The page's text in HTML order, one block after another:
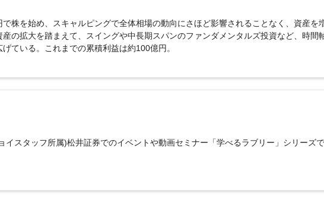
株を始め、スキャルピングで全体相場の動向にさほど影響されることなく、資産を
の拡大を踏まえて、スイングや中長期スパンのファンダメンタルズ投資など、時間
ている。これまでの累積利益は約100億円。
イスタッフ所属)松井証券でのイベントや動画セミナー「学べるラブリー」シリーズ